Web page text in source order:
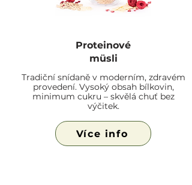
Proteinové
müsli
Tradiční snídaně v moderním, zdravém
provedení. Vysoký obsah bílkovin,
minimum cukru – skvělá chuť bez
výčitek.
Více info